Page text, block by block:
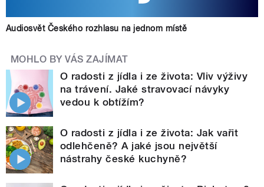
Audiosvět Českého rozhlasu na jednom místě
MOHLO BY VÁS ZAJÍMAT
O radosti z jídla i ze života: Vliv výživy
na trávení. Jaké stravovací návyky
vedou k obtížím?
O radosti z jídla i ze života: Jak vařit
odlehčeně? A jaké jsou největší
nástrahy české kuchyně?